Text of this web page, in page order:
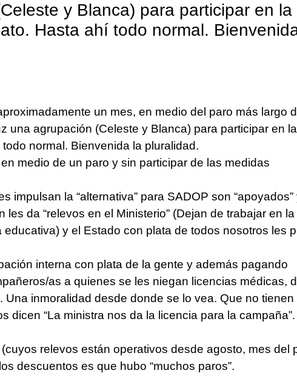
y Blanca) para participar en la
Hasta ahí todo normal.
un mes, en medio del paro más largo
una agrupación (Celeste y Blanca) para participar en la
normal. Bienvenida la pluralidad.
medio de un paro y sin participar de las medidas
impulsan la “alternativa” para SADOP son “apoyados”
les da “relevos en el Ministerio” (Dejan de trabajar en la
y el Estado con plata de todos nosotros les
interna con plata de la gente y además pagando
as a quienes se les niegan licencias médicas,
inmoralidad desde donde se lo vea. Que no tienen
dicen “La ministra nos da la licencia para la campaña”.
relevos están operativos desde agosto, mes del
descuentos es que hubo “muchos paros”.